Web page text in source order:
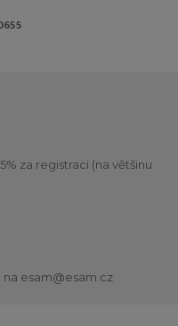
za registraci (na většinu
esam@esam.cz